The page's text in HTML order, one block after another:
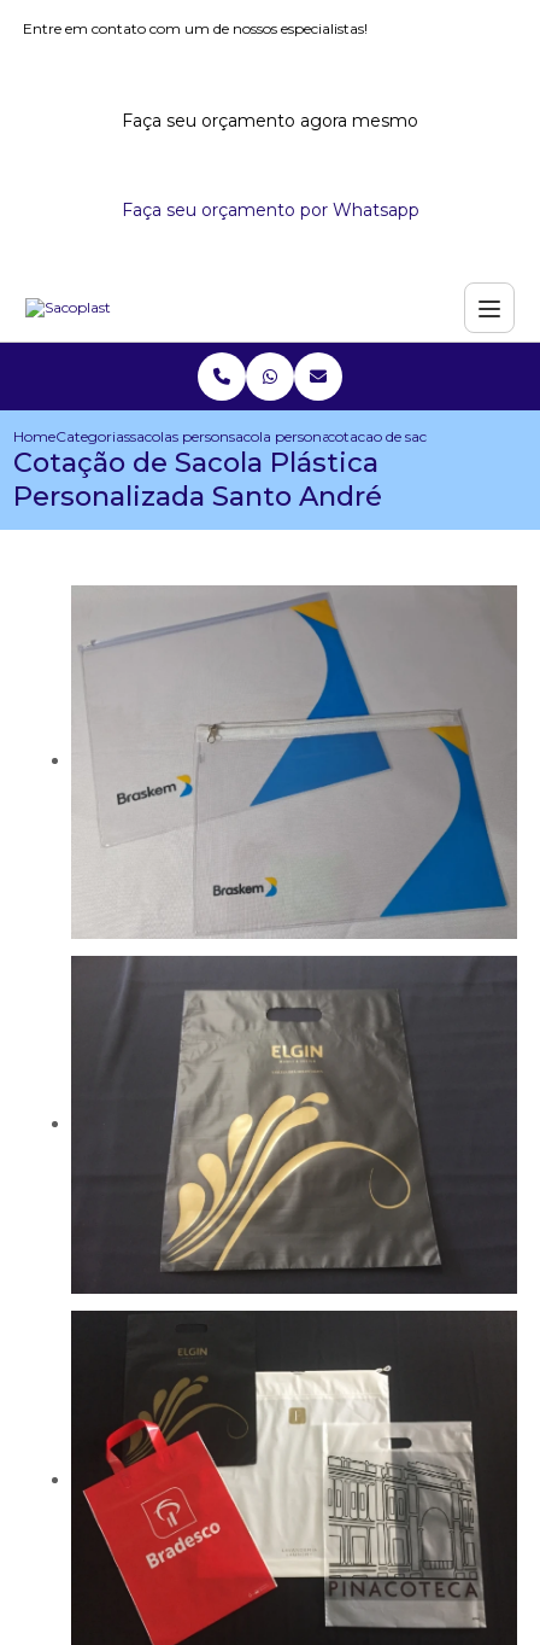
Entre em contato com um de nossos especialistas!
Faça seu orçamento agora mesmo
Faça seu orçamento por Whatsapp
HomeCategoriassacolas personalizadassacola personalizada para congresso
cotacao de sacola plastica
Cotação de Sacola Plástica
Personalizada Santo André